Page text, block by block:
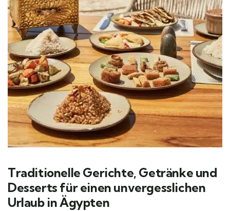
Traditionelle Gerichte, Getränke und
Desserts für einen unvergesslichen
Urlaub in Ägypten